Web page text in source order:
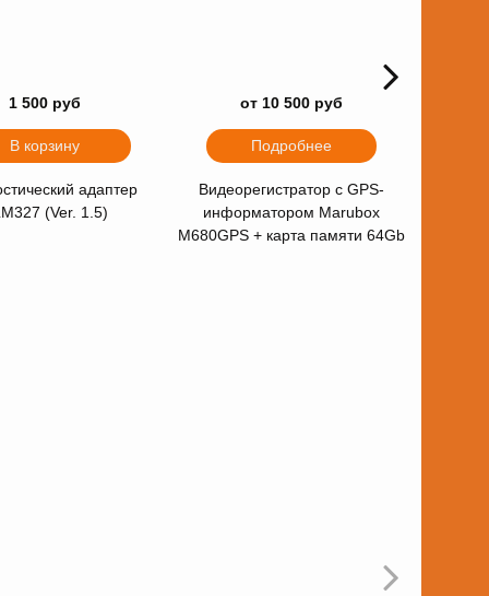
1 500 руб
В корзину
адаптер
(Ver. 1.5)
от 10 500 руб
Подробнее
Видеорегистратор с GPS-
информатором Marubox
M680GPS + карта памяти 64Gb